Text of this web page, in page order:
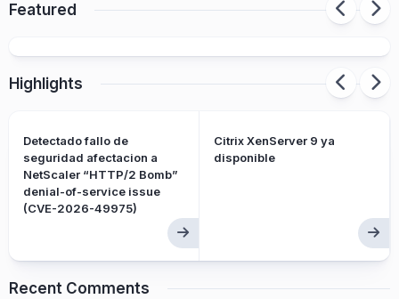
Featured
Highlights
Detectado fallo de
seguridad afectacion a
NetScaler “HTTP/2 Bomb”
denial-of-service issue
(CVE-2026-49975)
Citrix XenServer 9 ya
disponible
Recent Comments